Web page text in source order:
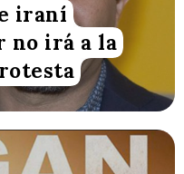
iraní
no irá a la